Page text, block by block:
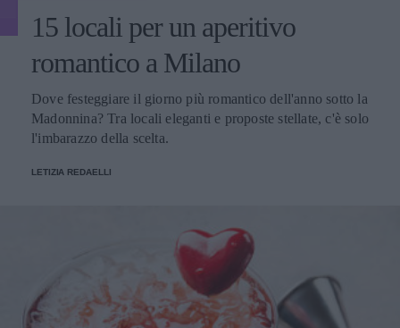
15 locali per un aperitivo
romantico a Milano
Dove festeggiare il giorno più romantico dell'anno sotto la
Madonnina? Tra locali eleganti e proposte stellate, c'è solo
l'imbarazzo della scelta.
LETIZIA REDAELLI